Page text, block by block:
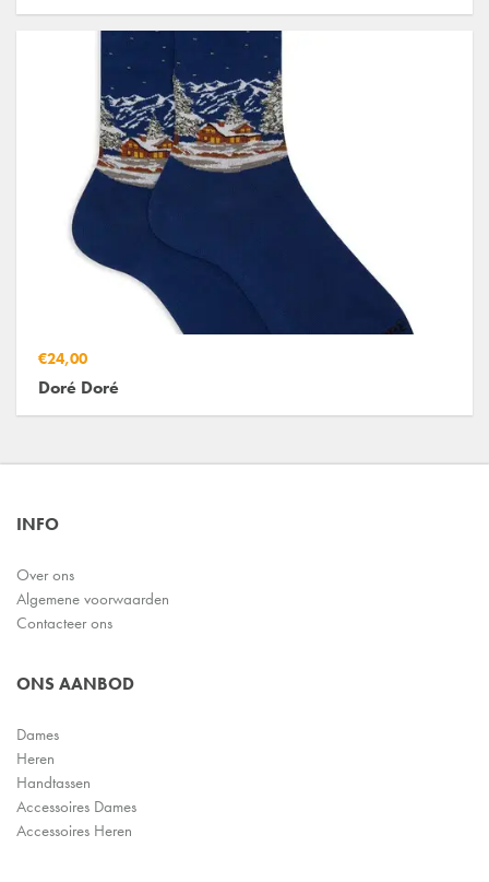
€24,00
Doré Doré
INFO
Over ons
Algemene voorwaarden
Contacteer ons
ONS AANBOD
Dames
Heren
Handtassen
Accessoires Dames
Accessoires Heren